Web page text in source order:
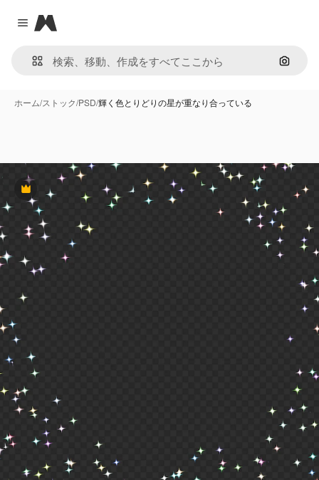
Close menu
Magnific
画像で
ホーム/ストック/PSD/輝く色とりどりの星が重なり合っている
Premium